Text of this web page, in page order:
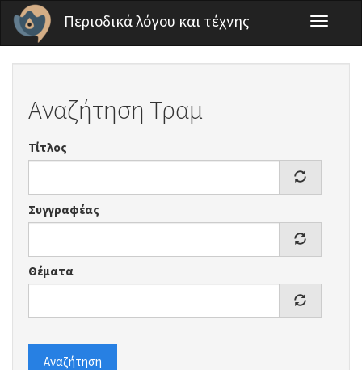
Παράκαμψη προς το κυρίως περιεχόμενο
Περιοδικά λόγου και τέχνης
Toggle
Αναζήτηση Τραμ
Τίτλος
Συγγραφέας
Θέματα
Αναζήτηση